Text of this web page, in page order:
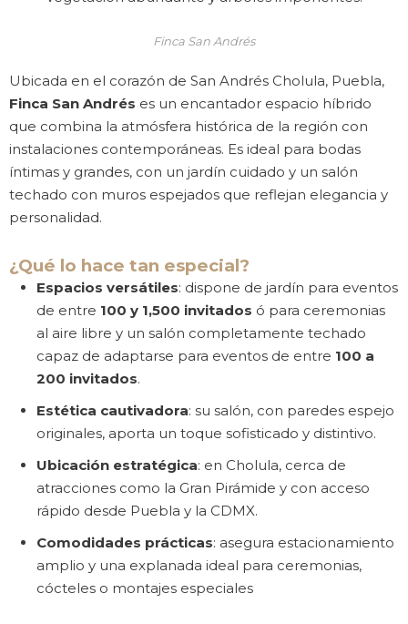
Finca San Andrés
Ubicada en el corazón de San Andrés Cholula, Puebla,
Finca San Andrés es un encantador espacio híbrido
que combina la atmósfera histórica de la región con
instalaciones contemporáneas. Es ideal para bodas
íntimas y grandes, con un jardín cuidado y un salón
techado con muros espejados que reflejan elegancia y
personalidad.
¿Qué lo hace tan especial?
Espacios versátiles: dispone de jardín para eventos
de entre 100 y 1,500 invitados ó para ceremonias
al aire libre y un salón completamente techado
capaz de adaptarse para eventos de entre 100 a
200 invitados.
Estética cautivadora: su salón, con paredes espejo
originales, aporta un toque sofisticado y distintivo.
Ubicación estratégica: en Cholula, cerca de
atracciones como la Gran Pirámide y con acceso
rápido desde Puebla y la CDMX.
Comodidades prácticas: asegura estacionamiento
amplio y una explanada ideal para ceremonias,
cócteles o montajes especiales